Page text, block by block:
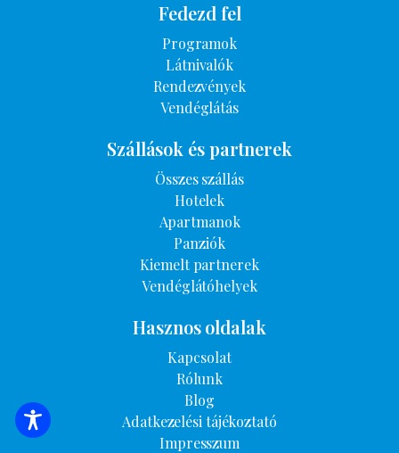
SZÁLLÁSOK KERESÉSE
Fedezd fel
Programok
Látnivalók
Rendezvények
Vendéglátás
Szállások és partnerek
Összes szállás
Hotelek
Apartmanok
Panziók
Kiemelt partnerek
Vendéglátóhelyek
Hasznos oldalak
Kapcsolat
Rólunk
Blog
Adatkezelési tájékoztató
Impresszum